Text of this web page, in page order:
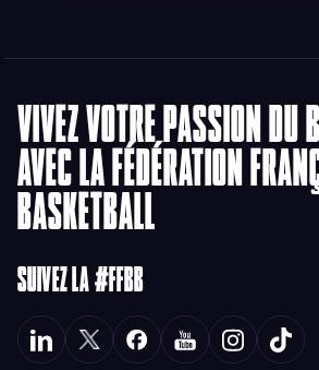
VIVEZ VOTRE PASSION DU
AVEC LA FÉDÉRATION
BASKETBALL
SUIVEZ LA #FFBB